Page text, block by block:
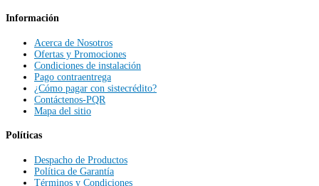
Información
Acerca de Nosotros
Ofertas y Promociones
Condiciones de instalación
Pago contraentrega
¿Cómo pagar con sistecrédito?
Contáctenos-PQR
Mapa del sitio
Políticas
Despacho de Productos
Política de Garantía
Términos y Condiciones